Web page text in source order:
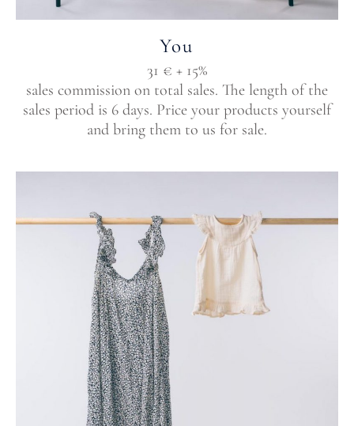
You
31 € + 15%
sales commission on total sales. The length of the
sales period is 6 days. Price your products yourself
and bring them to us for sale.